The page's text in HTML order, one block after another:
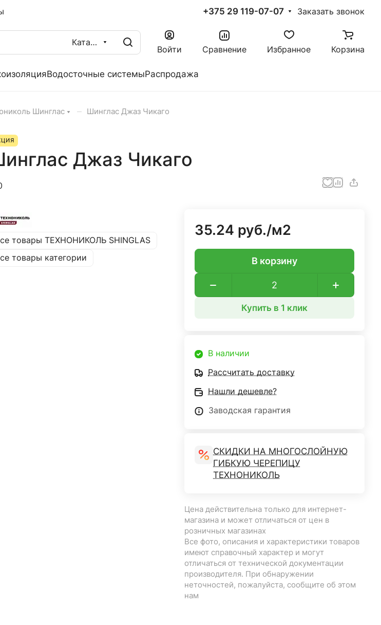
+375 29 119-07-07 Заказать звонок
Каталог
Войти Сравнение Избранное Корзина
Водосточные системыРаспродажа
Шинглас – Шинглас Джаз Чикаго
Джаз Чикаго
товары ТЕХНОНИКОЛЬ SHINGLAS
товары категории
35.24 руб./м2
В корзину
Купить в 1 клик
В наличии
Рассчитать доставку
Нашли дешевле?
Заводская гарантия
СКИДКИ НА МНОГОСЛОЙНУЮ
ГИБКУЮ ЧЕРЕПИЦУ
ТЕХНОНИКОЛЬ
Цена действительна только для интернет-
магазина и может отличаться от цен в
розничных магазинах
Все фото, описания и характеристики товаров
имеют справочный характер и могут
отличаться от технической документации
производителя. При обнаружении
неточностей, пожалуйста, сообщите об этом
нам